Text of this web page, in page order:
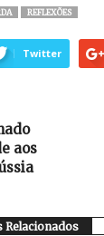
REFLEXÕES
Twitter
aos
Relacionados